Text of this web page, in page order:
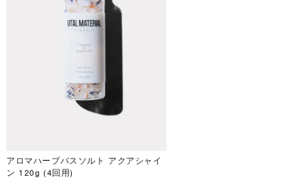
アロマハーブバスソルト アクアシャイ
ン 120g (4回用)